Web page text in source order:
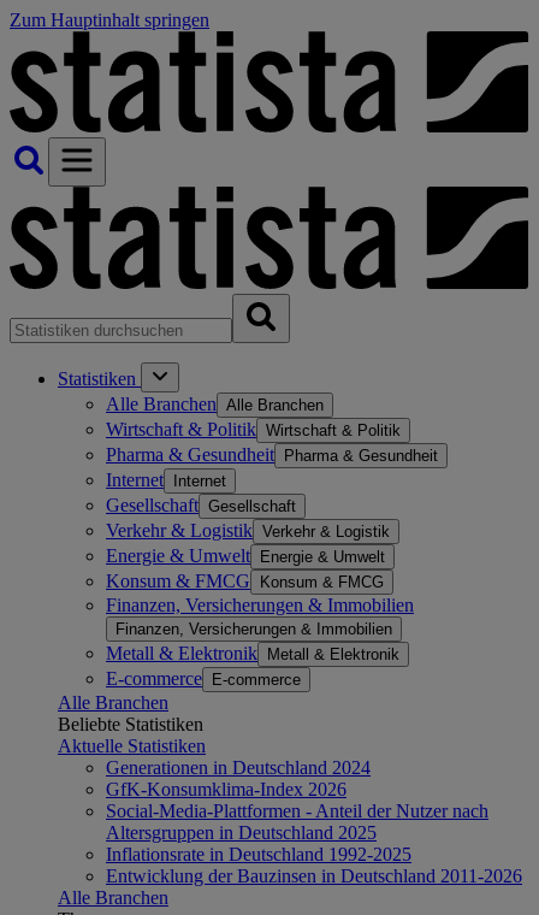
Zum Hauptinhalt springen
Statistiken
Alle Branchen Alle Branchen
Wirtschaft & Politik Wirtschaft & Politik
Pharma & Gesundheit Pharma & Gesundheit
Internet Internet
Gesellschaft Gesellschaft
Verkehr & Logistik Verkehr & Logistik
Energie & Umwelt Energie & Umwelt
Konsum & FMCG Konsum & FMCG
Finanzen, Versicherungen & Immobilien
Finanzen, Versicherungen & Immobilien
Metall & Elektronik Metall & Elektronik
E-commerce E-commerce
Alle Branchen
Beliebte Statistiken
Aktuelle Statistiken
Generationen in Deutschland 2024
GfK-Konsumklima-Index 2026
Social-Media-Plattformen - Anteil der Nutzer nach
Altersgruppen in Deutschland 2025
Inflationsrate in Deutschland 1992-2025
Entwicklung der Bauzinsen in Deutschland 2011-2026
Alle Branchen